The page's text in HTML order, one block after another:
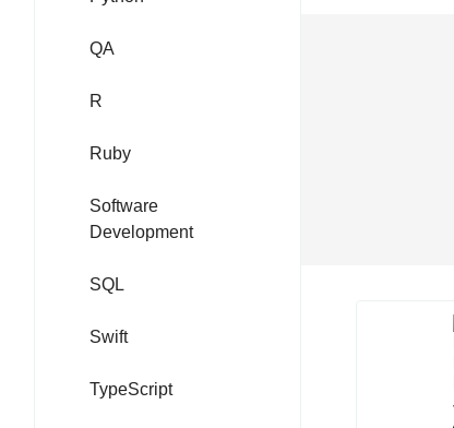
QA
R
Ruby
Software
Development
SQL
Swift
TypeScript